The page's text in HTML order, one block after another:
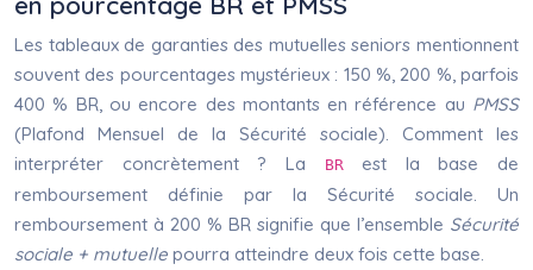
Les tableaux de garanties des mutuelles seniors mentionnent
souvent des pourcentages mystérieux : 150 %, 200 %, parfois
400 % BR, ou encore des montants en référence au PMSS
(Plafond Mensuel de la Sécurité sociale). Comment les
interpréter concrètement ? La
BRest la base de
remboursement définie par la Sécurité sociale. Un
remboursement à 200 % BR signifie que l’ensemble Sécurité
sociale + mutuelle pourra atteindre deux fois cette base.